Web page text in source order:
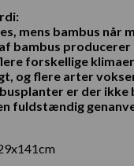
mens bambus når
bambus
forskellige
og flere arter
er der
fuldstændig